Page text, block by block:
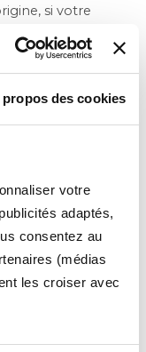
propos des cookies
votre
adaptés,
consentez au
(médias
les croiser avec
si votre
de fixations sur
vous souhaitez
à votre
est disponible
! En cas
vous guider